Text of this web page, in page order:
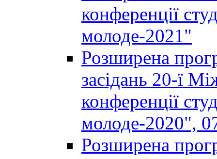
конференції
молоде-2021"
Розширена
засідань 20-ї
конференції
молоде-2020",
Розширена